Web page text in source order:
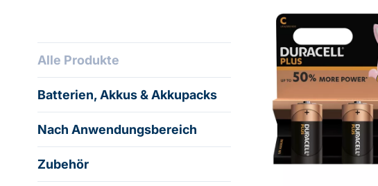
Alle Produkte
Batterien, Akkus & Akkupacks
Nach Anwendungsbereich
Zubehör